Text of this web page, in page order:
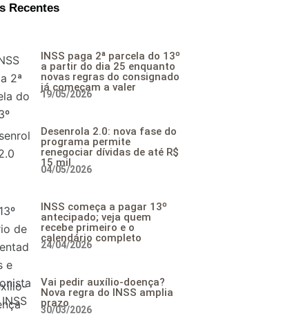
Recentes
INSS paga 2ª parcela do 13º
a partir do dia 25 enquanto
novas regras do consignado
já começam a valer
19/05/2026
Desenrola 2.0: nova fase do
programa permite
renegociar dívidas de até R$
15 mil
04/05/2026
INSS começa a pagar 13º
antecipado; veja quem
recebe primeiro e o
calendário completo
24/04/2026
Vai pedir auxílio-doença?
Nova regra do INSS amplia
prazo
30/03/2026